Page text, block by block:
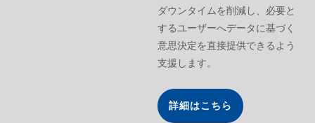
ダウンタイムを削減し、必要と
するユーザーへデータに基づく
意思決定を直接提供できるよう
支援します。
詳細はこちら